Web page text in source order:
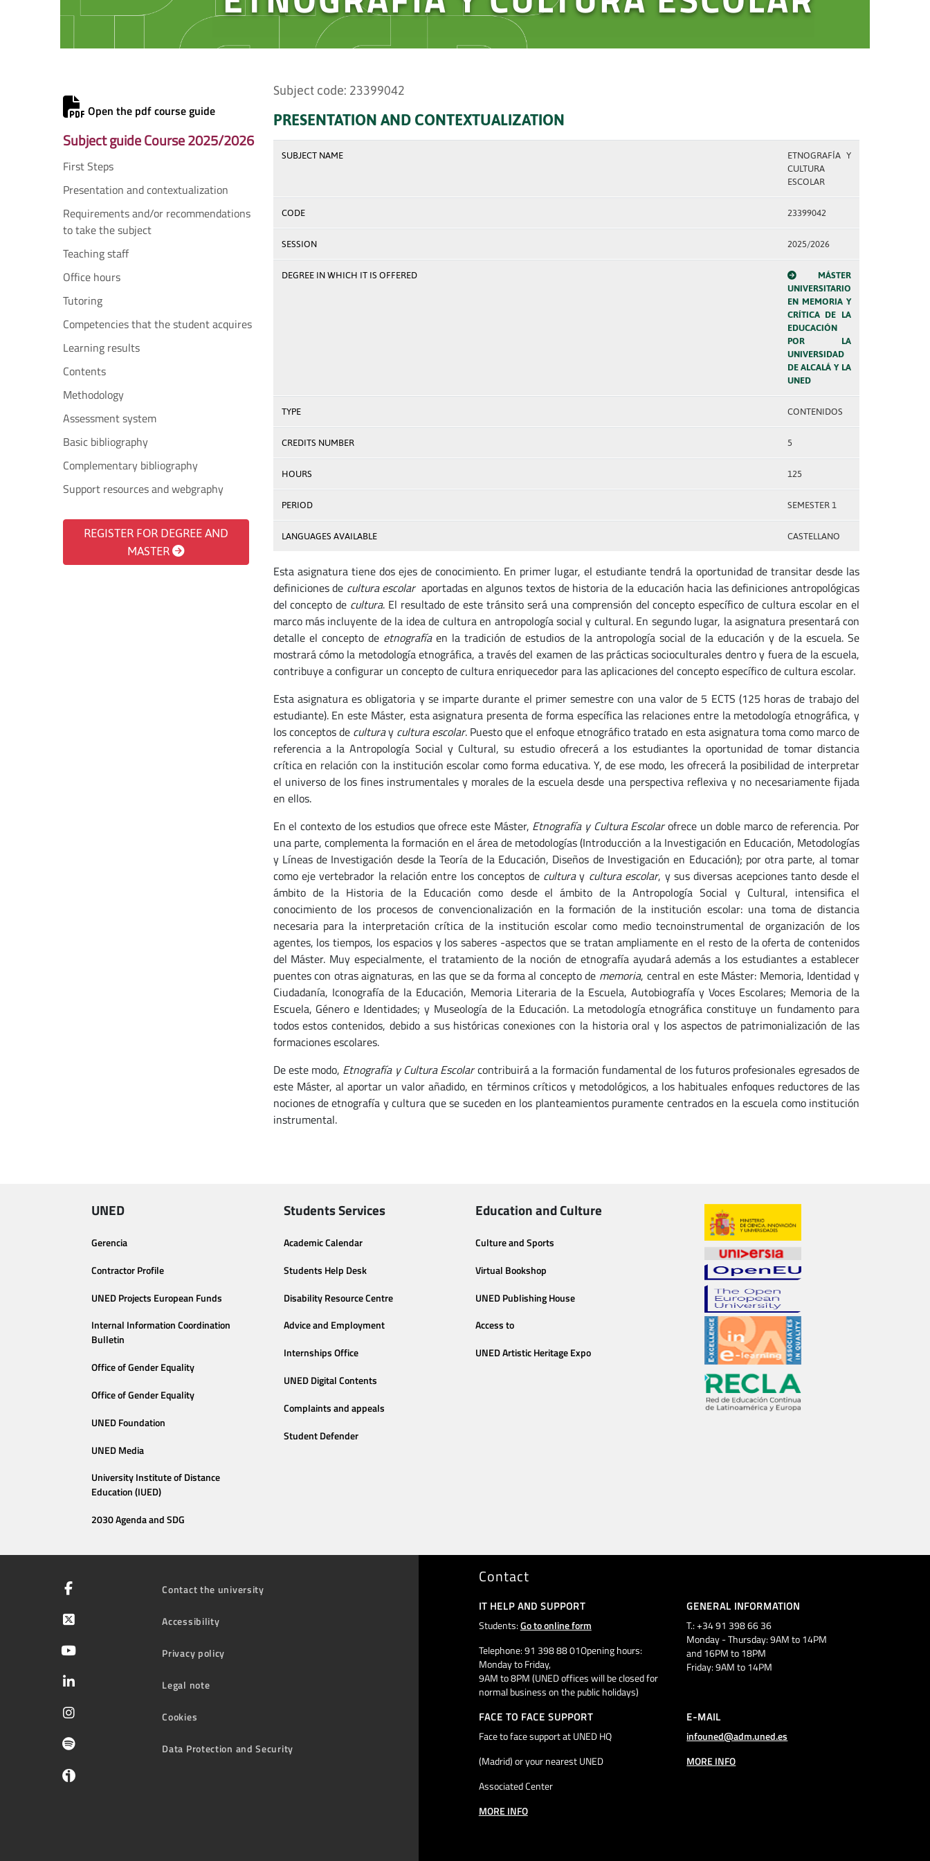
Open the pdf course guide
Subject guide Course 2025/2026
First Steps
Presentation and contextualization
Requirements and/or recommendations
to take the subject
Teaching staff
Office hours
Tutoring
Competencies that the student acquires
Learning results
Contents
Methodology
Assessment system
Basic bibliography
Complementary bibliography
Support resources and webgraphy
REGISTER FOR DEGREE AND
MASTER
Subject code: 23399042
PRESENTATION AND CONTEXTUALIZATION
SUBJECT NAME
ETNOGRAFÍA Y
CULTURA
ESCOLAR
CODE 23399042
SESSION 2025/2026
DEGREE IN WHICH IT IS OFFERED
MÁSTER
UNIVERSITARIO
EN MEMORIA Y
CRÍTICA DE LA
EDUCACIÓN
POR LA
UNIVERSIDAD
DE ALCALÁ Y LA
UNED
TYPE CONTENIDOS
CREDITS NUMBER 5
HOURS 125
PERIOD SEMESTER 1
LANGUAGES AVAILABLE CASTELLANO
Esta asignatura tiene dos ejes de conocimiento. En primer lugar, el estudiante tendrá la oportunidad de transitar desde las
definiciones de cultura escolar aportadas en algunos textos de historia de la educación hacia las definiciones antropológicas
del concepto de cultura. El resultado de este tránsito será una comprensión del concepto específico de cultura escolar en el
marco más incluyente de la idea de cultura en antropología social y cultural. En segundo lugar, la asignatura presentará con
detalle el concepto de etnografíaen la tradición de estudios de la antropología social de la educación y de la escuela. Se
mostrará cómo la metodología etnográfica, a través del examen de las prácticas socioculturales dentro y fuera de la escuela,
contribuye a configurar un concepto de cultura enriquecedor para las aplicaciones del concepto específico de cultura escolar.
Esta asignatura es obligatoria y se imparte durante el primer semestre con una valor de 5 ECTS (125 horas de trabajo del
estudiante). En este Máster, esta asignatura presenta de forma específica las relaciones entre la metodología etnográfica, y
los conceptos de culturay cultura escolar. Puesto que el enfoque etnográfico tratado en esta asignatura toma como marco de
referencia a la Antropología Social y Cultural, su estudio ofrecerá a los estudiantes la oportunidad de tomar distancia
crítica en relación con la institución escolar como forma educativa. Y, de ese modo, les ofrecerá la posibilidad de interpretar
el universo de los fines instrumentales y morales de la escuela desde una perspectiva reflexiva y no necesariamente fijada
en ellos.
En el contexto de los estudios que ofrece este Máster, Etnografía y Cultura Escolarofrece un doble marco de referencia. Por
una parte, complementa la formación en el área de metodologías (Introducción a la Investigación en Educación, Metodologías
y Líneas de Investigación desde la Teoría de la Educación, Diseños de Investigación en Educación); por otra parte, al tomar
como eje vertebrador la relación entre los conceptos de culturay cultura escolar, y sus diversas acepciones tanto desde el
ámbito de la Historia de la Educación como desde el ámbito de la Antropología Social y Cultural, intensifica el
conocimiento de los procesos de convencionalización en la formación de la institución escolar: una toma de distancia
necesaria para la interpretación crítica de la institución escolar como medio tecnoinstrumental de organización de los
agentes, los tiempos, los espacios y los saberes -aspectos que se tratan ampliamente en el resto de la oferta de contenidos
del Máster. Muy especialmente, el tratamiento de la noción de etnografía ayudará además a los estudiantes a establecer
puentes con otras aignaturas, en las que se da forma al concepto de memoria, central en este Máster: Memoria, Identidad y
Ciudadanía, Iconografía de la Educación, Memoria Literaria de la Escuela, Autobiografía y Voces Escolares; Memoria de la
Escuela, Género e Identidades; y Museología de la Educación. La metodología etnográfica constituye un fundamento para
todos estos contenidos, debido a sus históricas conexiones con la historia oral y los aspectos de patrimonialización de las
formaciones escolares.
De este modo, Etnografía y Cultura Escolarcontribuirá a la formación fundamental de los futuros profesionales egresados de
este Máster, al aportar un valor añadido, en términos críticos y metodológicos, a los habituales enfoques reductores de las
nociones de etnografía y cultura que se suceden en los planteamientos puramente centrados en la escuela como institución
instrumental.
UNED
Gerencia
Contractor Profile
UNED Projects European Funds
Internal Information Coordination
Bulletin
Office of Gender Equality
Office of Gender Equality
UNED Foundation
UNED Media
University Institute of Distance
Education (IUED)
2030 Agenda and SDG
Students Services
Academic Calendar
Students Help Desk
Disability Resource Centre
Advice and Employment
Internships Office
UNED Digital Contents
Complaints and appeals
Student Defender
Education and Culture
Culture and Sports
Virtual Bookshop
UNED Publishing House
Access to
UNED Artistic Heritage Expo
Contact the university
Accessibility
Privacy policy
Legal note
Cookies
Data Protection and Security
Contact
IT HELP AND SUPPORT
Students:Go to online form
Telephone: 91 398 88 01Opening hours:
Monday to Friday,
9AM to 8PM (UNED offices will be closed for
normal business on the public holidays)
GENERAL INFORMATION
T.: +34 91 398 66 36
Monday - Thursday: 9AM to 14PM
and 16PM to 18PM
Friday: 9AM to 14PM
FACE TO FACE SUPPORT
Face to face support at UNED HQ
(Madrid) or your nearest UNED
Associated Center
MORE INFO
E-MAIL
infouned@adm.uned.es
MORE INFO